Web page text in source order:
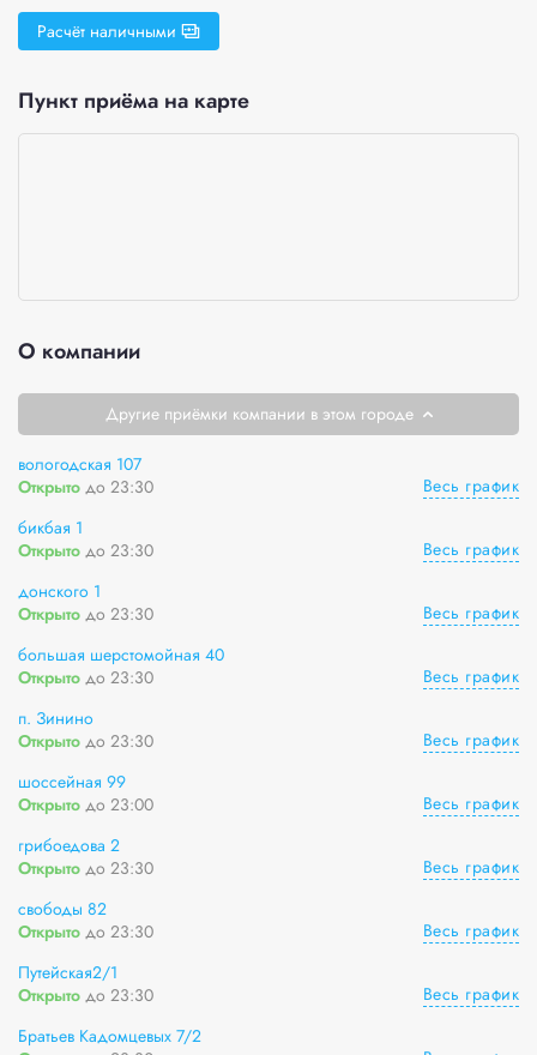
Расчёт наличными
Пункт приёма на карте
О компании
Другие приёмки компании в этом городе
вологодская 107
Открыто до 23:30
Весь график
бикбая 1
Открыто до 23:30
Весь график
донского 1
Открыто до 23:30
Весь график
большая шерстомойная 40
Открыто до 23:30
Весь график
п. Зинино
Открыто до 23:30
Весь график
шоссейная 99
Открыто до 23:00
Весь график
грибоедова 2
Открыто до 23:30
Весь график
свободы 82
Открыто до 23:30
Весь график
Путейская2/1
Открыто до 23:30
Весь график
Братьев Кадомцевых 7/2